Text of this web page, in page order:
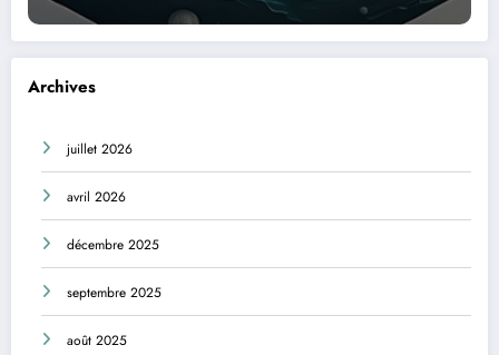
Archives
juillet 2026
avril 2026
décembre 2025
septembre 2025
août 2025